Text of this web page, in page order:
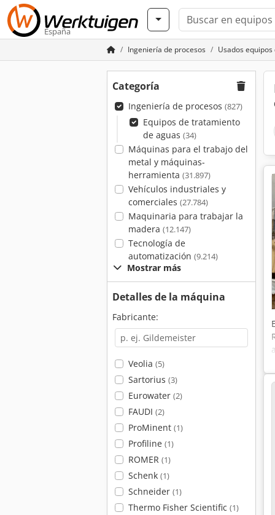
España
Ingeniería de procesos Usados
Categoría
Ingeniería de procesos (827)
Equipos de tratamiento
de aguas (34)
Máquinas para el trabajo del
metal y máquinas-
herramienta (31.897)
Vehículos industriales y
comerciales (27.784)
Maquinaria para trabajar la
madera (12.147)
Tecnología de
automatización (9.214)
Mostrar más
Detalles de la máquina
Fabricante:
Veolia (5)
Sartorius (3)
Eurowater (2)
FAUDI (2)
ProMinent (1)
Profiline (1)
ROMER (1)
Schenk (1)
Schneider (1)
Thermo Fisher Scientific (1)